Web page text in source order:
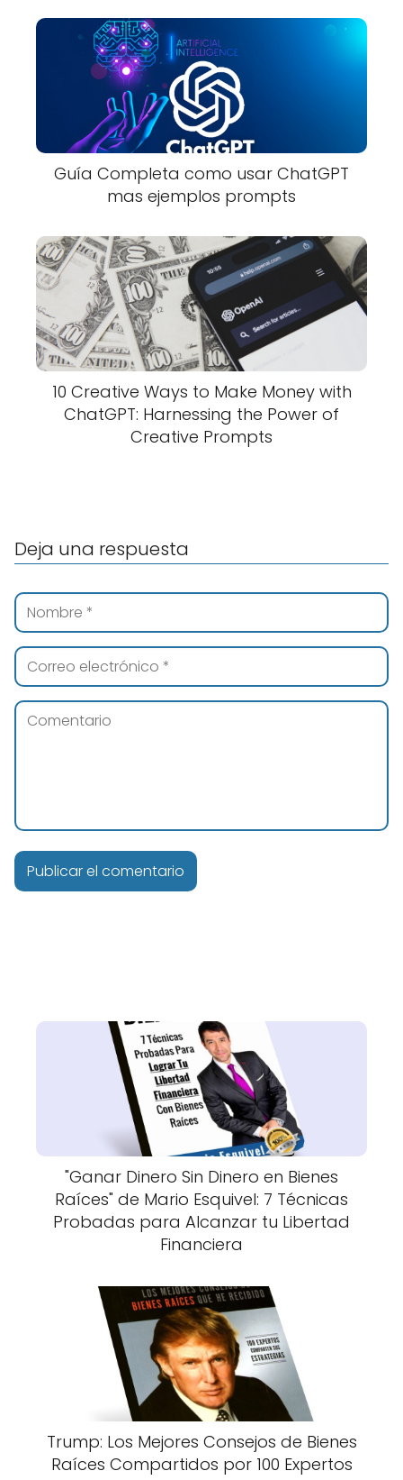
Guía Completa como usar ChatGPT
mas ejemplos prompts
10 Creative Ways to Make Money with
ChatGPT: Harnessing the Power of
Creative Prompts
Deja una respuesta
"Ganar Dinero Sin Dinero en Bienes
Raíces" de Mario Esquivel: 7 Técnicas
Probadas para Alcanzar tu Libertad
Financiera
Trump: Los Mejores Consejos de Bienes
Raíces Compartidos por 100 Expertos